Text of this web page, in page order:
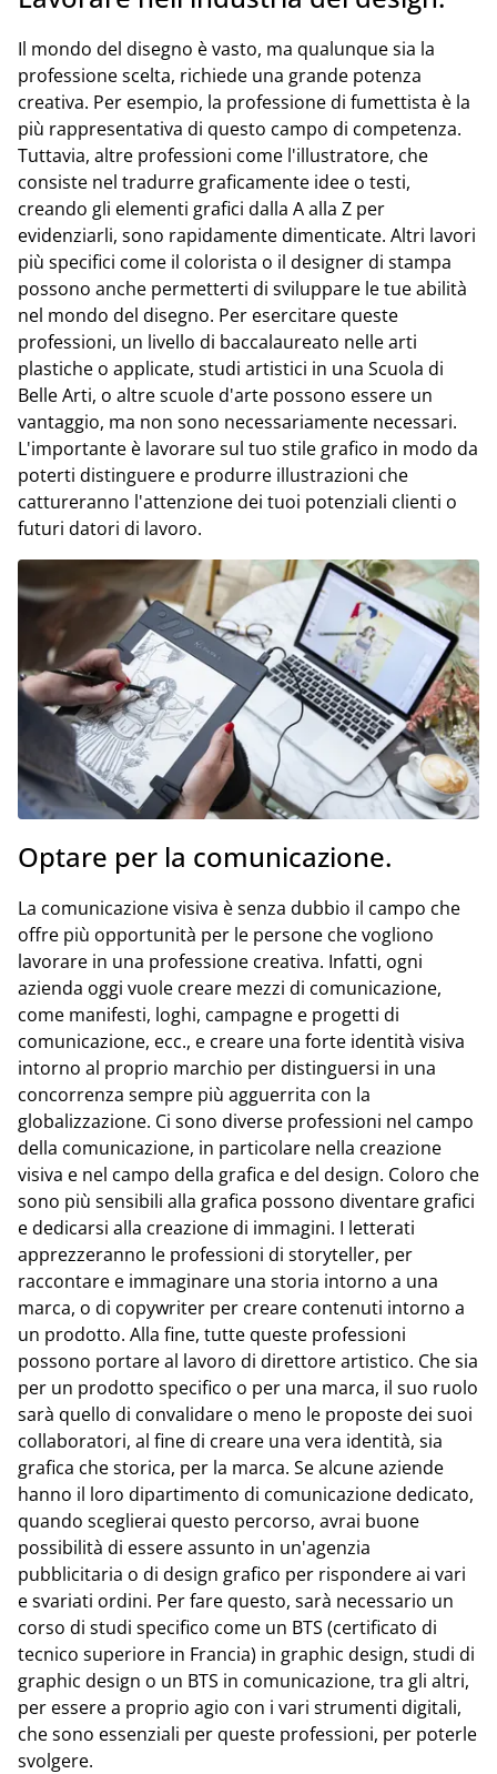
Il mondo del disegno è vasto, ma qualunque sia la
professione scelta, richiede una grande potenza
creativa. Per esempio, la professione di fumettista è la
più rappresentativa di questo campo di competenza.
Tuttavia, altre professioni come l'illustratore, che
consiste nel tradurre graficamente idee o testi,
creando gli elementi grafici dalla A alla Z per
evidenziarli, sono rapidamente dimenticate. Altri lavori
più specifici come il colorista o il designer di stampa
possono anche permetterti di sviluppare le tue abilità
nel mondo del disegno. Per esercitare queste
professioni, un livello di baccalaureato nelle arti
plastiche o applicate, studi artistici in una Scuola di
Belle Arti, o altre scuole d'arte possono essere un
vantaggio, ma non sono necessariamente necessari.
L'importante è lavorare sul tuo stile grafico in modo da
poterti distinguere e produrre illustrazioni che
cattureranno l'attenzione dei tuoi potenziali clienti o
futuri datori di lavoro.
Optare per la comunicazione.
La comunicazione visiva è senza dubbio il campo che
offre più opportunità per le persone che vogliono
lavorare in una professione creativa. Infatti, ogni
azienda oggi vuole creare mezzi di comunicazione,
come manifesti, loghi, campagne e progetti di
comunicazione, ecc., e creare una forte identità visiva
intorno al proprio marchio per distinguersi in una
concorrenza sempre più agguerrita con la
globalizzazione. Ci sono diverse professioni nel campo
della comunicazione, in particolare nella creazione
visiva e nel campo della grafica e del design. Coloro che
sono più sensibili alla grafica possono diventare grafici
e dedicarsi alla creazione di immagini. I letterati
apprezzeranno le professioni di storyteller, per
raccontare e immaginare una storia intorno a una
marca, o di copywriter per creare contenuti intorno a
un prodotto. Alla fine, tutte queste professioni
possono portare al lavoro di direttore artistico. Che sia
per un prodotto specifico o per una marca, il suo ruolo
sarà quello di convalidare o meno le proposte dei suoi
collaboratori, al fine di creare una vera identità, sia
grafica che storica, per la marca. Se alcune aziende
hanno il loro dipartimento di comunicazione dedicato,
quando sceglierai questo percorso, avrai buone
possibilità di essere assunto in un'agenzia
pubblicitaria o di design grafico per rispondere ai vari
e svariati ordini. Per fare questo, sarà necessario un
corso di studi specifico come un BTS (certificato di
tecnico superiore in Francia) in graphic design, studi di
graphic design o un BTS in comunicazione, tra gli altri,
per essere a proprio agio con i vari strumenti digitali,
che sono essenziali per queste professioni, per poterle
svolgere.